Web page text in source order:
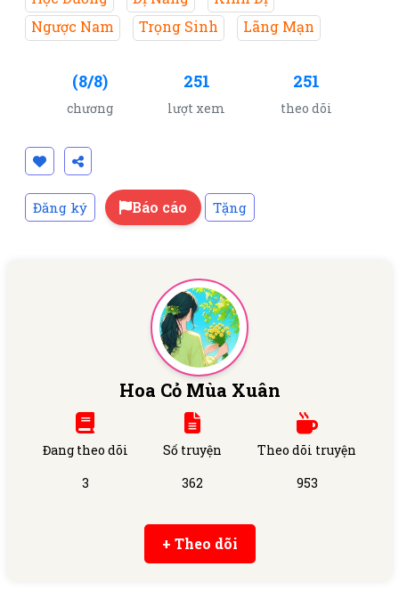
Ngược Nam
Trọng Sinh Lãng Mạn
(8/8)
chương
251
lượt xem
251
theo dõi
Đăng ký Báo cáo Tặng
Hoa Cỏ Mùa Xuân
Đang theo dõi
3
Số truyện
362
Theo dõi truyện
953
+ Theo dõi